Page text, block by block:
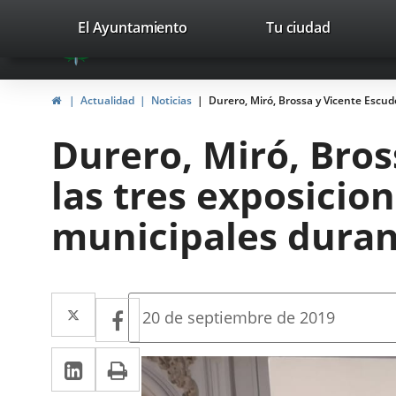
Portal
Web
del
Valladolid
avaTop
valladolid.es
El Ayuntamiento Tu ciudad
InicioActualidad Noticias Durero, Miró, Brossa y Vicente
Durero, Miró,
las tres
municipales
Twitter
Enlace
a
una
Facebook
Enlace
a
una
LinkedIn
EnlaceImprimir
Fecha
la
noticia
20 de septiembre de 2019